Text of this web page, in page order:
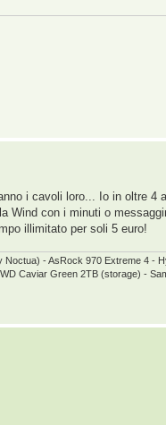
i cavoli loro... Io in oltre
Wind con i minuti o
illimitato per soli 5 euro!
- AsRock 970 Extreme 4
Caviar Green 2TB (storage) -